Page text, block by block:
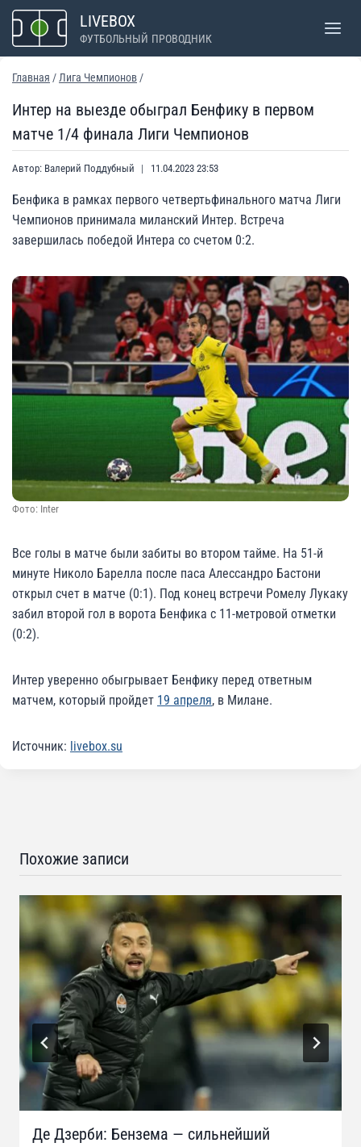
Перейти
содержимому
LIVEBOX
ФУТБОЛЬНЫЙ ПРОВОДНИК
Главная / Лига Чемпионов /
Интер на выезде обыграл Бенфику в первом
матче 1/4 финала Лиги Чемпионов
Автор: Валерий Поддубный 11.04.2023 23:53
Бенфика в рамках первого четвертьфинального матча Лиги
Чемпионов принимала миланский Интер. Встреча
завершилась победой Интера со счетом 0:2.
Фото: Inter
Все голы в матче были забиты во втором тайме. На 51-й
минуте Николо Барелла после паса Алессандро Бастони
открыл счет в матче (0:1). Под конец встречи Ромелу Лукаку
забил второй гол в ворота Бенфика с 11-метровой отметки
(0:2).
Интер уверенно обыгрывает Бенфику перед ответным
матчем, который пройдет 19 апреля, в Милане.
Источник: livebox.su
Похожие записи
Де Дзерби: Бензема — сильнейший